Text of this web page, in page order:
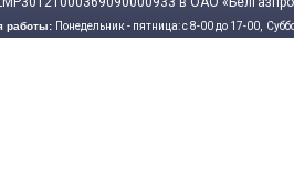
работы: Понедельник - пятница: с 8-00 до 17-00,